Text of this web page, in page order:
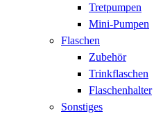
Tretpumpen
Mini-Pumpen
Flaschen
Zubehör
Trinkflaschen
Flaschenhalter
Sonstiges